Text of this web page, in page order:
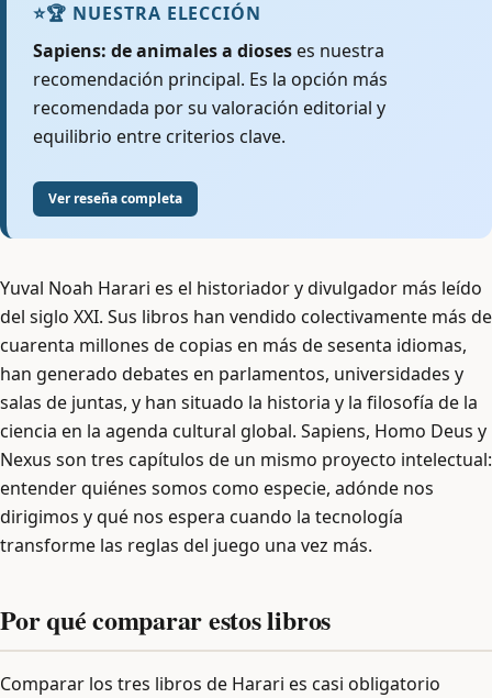
⭐🏆 NUESTRA ELECCIÓN
Sapiens: de animales a dioseses nuestra
recomendación principal. Es la opción más
recomendada por su valoración editorial y
equilibrio entre criterios clave.
Ver reseña completa
Yuval Noah Harari es el historiador y divulgador más leído
del siglo XXI. Sus libros han vendido colectivamente más de
cuarenta millones de copias en más de sesenta idiomas,
han generado debates en parlamentos, universidades y
salas de juntas, y han situado la historia y la filosofía de la
ciencia en la agenda cultural global. Sapiens, Homo Deus y
Nexus son tres capítulos de un mismo proyecto intelectual:
entender quiénes somos como especie, adónde nos
dirigimos y qué nos espera cuando la tecnología
transforme las reglas del juego una vez más.
Por qué comparar estos libros
Comparar los tres libros de Harari es casi obligatorio